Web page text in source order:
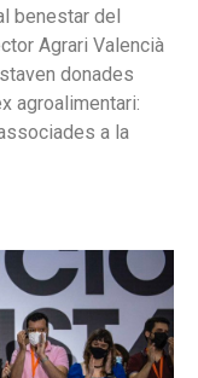
benestar del
Agrari Valencià
donades
agroalimentari:
a la